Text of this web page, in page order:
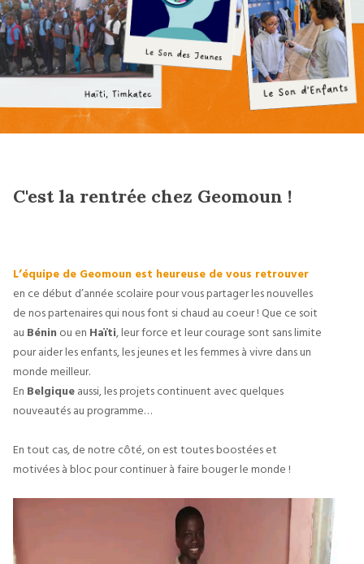
C'est la rentrée chez Geomoun !
L’équipe de Geomoun est heureuse de vous retrouver
en ce début d’année scolaire pour vous partager les nouvelles
de nos partenaires qui nous font si chaud au coeur ! Que ce soit
au Bénin ou en Haïti, leur force et leur courage sont sans limite
pour aider les enfants, les jeunes et les femmes à vivre dans un
monde meilleur.
En Belgiqueaussi, les projets continuent avec quelques
nouveautés au programme…
En tout cas, de notre côté, on est toutes boostées et
motivées à bloc pour continuer à faire bouger le monde !